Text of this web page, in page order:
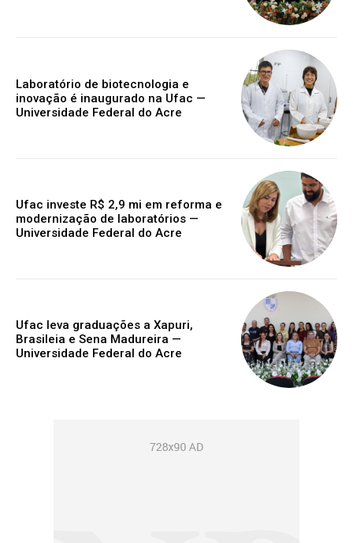
Laboratório de biotecnologia e
inovação é inaugurado na Ufac —
Universidade Federal do Acre
Ufac investe R$ 2,9 mi em reforma e
modernização de laboratórios —
Universidade Federal do Acre
Ufac leva graduações a Xapuri,
Brasileia e Sena Madureira —
Universidade Federal do Acre